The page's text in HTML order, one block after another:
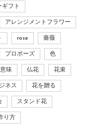
ギフト
アレンジメントフラワー
rose 薔薇
プロポーズ 色
意味 仏花 花束
ネス 花を贈る
スタンド花
り方